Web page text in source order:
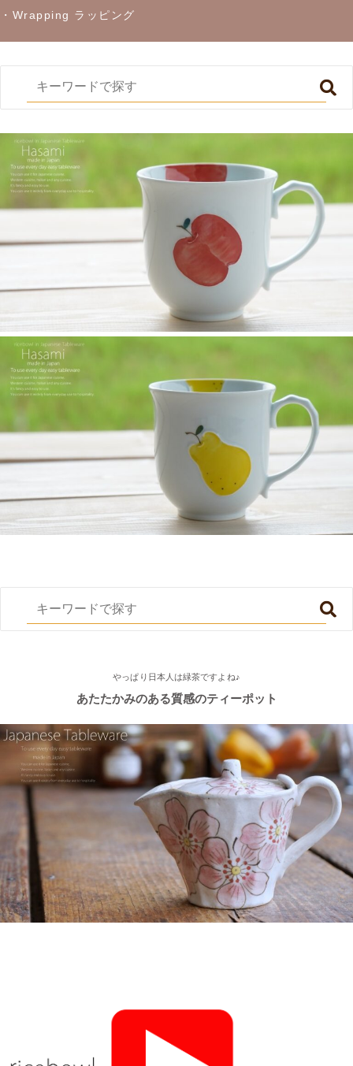
・Wrapping ラッピング
やっぱり日本人は緑茶ですよね♪
あたたかみのある質感のティーポット